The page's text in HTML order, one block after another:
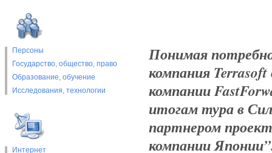
Персоны
Государство, общество, право
Образование, обучение
Исследования, технологии
Интернет
Понимая
компания
компании
итогам тура в
партнером
компании